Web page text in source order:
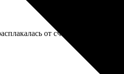
от счастья, так что зачёт.